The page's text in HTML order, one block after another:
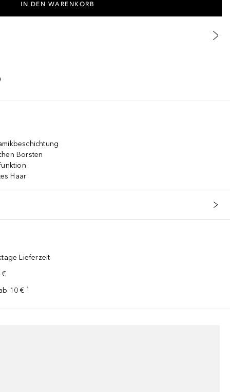
IN DEN WARENKORB
Borsten
Haar
Lieferzeit
€
10 € ¹